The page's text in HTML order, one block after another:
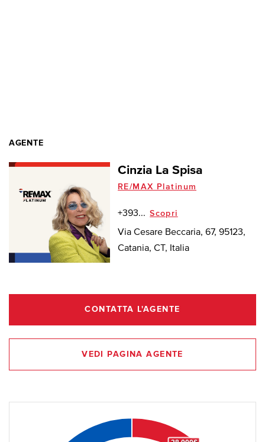
AGENTE
Cinzia La Spisa
RE/MAX Platinum
+393... Scopri
Via Cesare Beccaria, 67, 95123,
Catania, CT, Italia
CONTATTA L'AGENTE
VEDI PAGINA AGENTE